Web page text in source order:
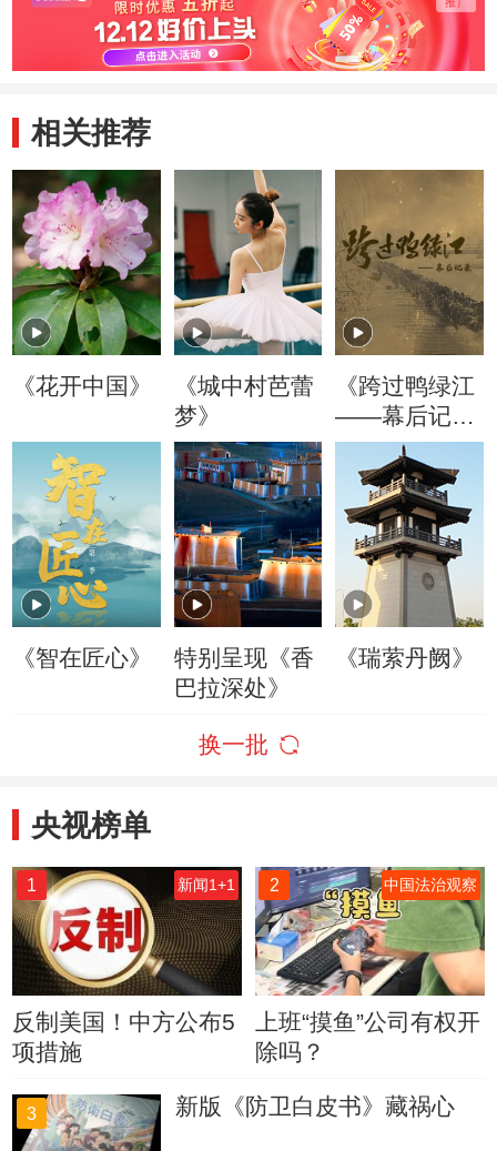
相关推荐
《花开中国》
《城中村芭蕾
梦》
《跨过鸭绿江
——幕后记
录》
《智在匠心》
特别呈现《香
巴拉深处》
《瑞萦丹阙》
换一批
央视榜单
1 新闻1+1
反制美国！中方公布5
项措施
2 中国法治观察
上班“摸鱼”公司有权开
除吗？
3 新版《防卫白皮书》藏祸心